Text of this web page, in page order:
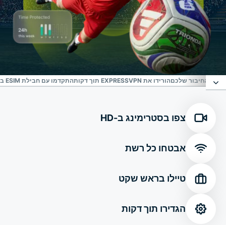
את החיבור שלכםהורידו את EXPRESSVPN תוך דקות התקדמו עם חבילת ESIM בחינם, הגנת זהות ועוד
הורידו את ExpressVPN תוך דקות
צפו בסטרימינג ב-HD
אבטחו כל רשת
טיילו בראש שקט
הגדירו תוך דקות